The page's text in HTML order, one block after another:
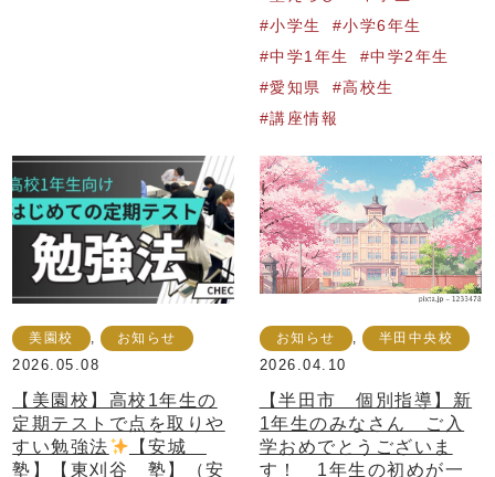
小学生
小学6年生
中学1年生
中学2年生
愛知県
高校生
講座情報
美園校 , お知らせ
2026.05.08
【美園校】高校1年生の
定期テストで点を取りや
すい勉強法
【安城
塾】【東刈谷 塾】（安
お知らせ , 半田中央校
2026.04.10
【半田市 個別指導】新
1年生のみなさん ご入
学おめでとうございま
す！ 1年生の初めが一